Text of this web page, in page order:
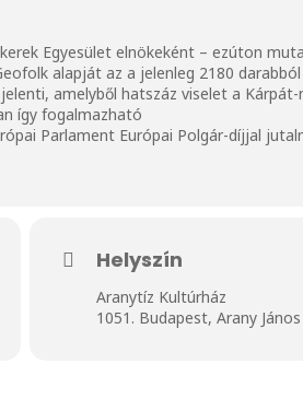
Egyesület elnökeként – ezúton
alapját az a jelenleg 2180
amelyből hatszáz viselet a
így fogalmazható
Parlament Európai Polgár-díjjal
Helyszín
Aranytíz Kultúrház
1051. Budapest, Arany